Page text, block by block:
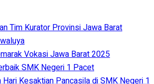
Tim Kurator Provinsi Jawa Barat
Vokasi Jawa Barat 2025
SMK Negeri 1 Pacet
Kesaktian Pancasila di SMK Negeri 1